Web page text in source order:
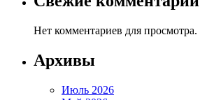
Нет комментариев для просмотра.
Архивы
Июль 2026